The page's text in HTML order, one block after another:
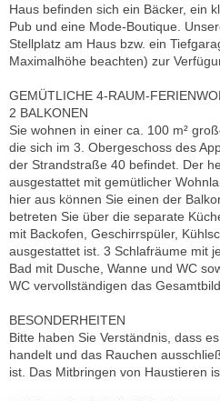
Haus befinden sich ein Bäcker, ein
Pub und eine Mode-Boutique.
Stellplatz am Haus bzw. ein
Maximalhöhe beachten) zur
GEMÜTLICHE 4-RAUM-
2 BALKONEN
Sie wohnen in einer ca. 100 m²
die sich im 3. Obergeschoss des
der Strandstraße 40 befindet. Der
ausgestattet mit gemütlicher
hier aus können Sie einen der
betreten Sie über die separate
mit Backofen, Geschirrspüler,
ausgestattet ist. 3 Schlafräume mit
Bad mit Dusche, Wanne und WC
WC vervollständigen das
BESONDERHEITEN
Bitte haben Sie Verständnis, dass
handelt und das Rauchen
ist. Das Mitbringen von Haustieren